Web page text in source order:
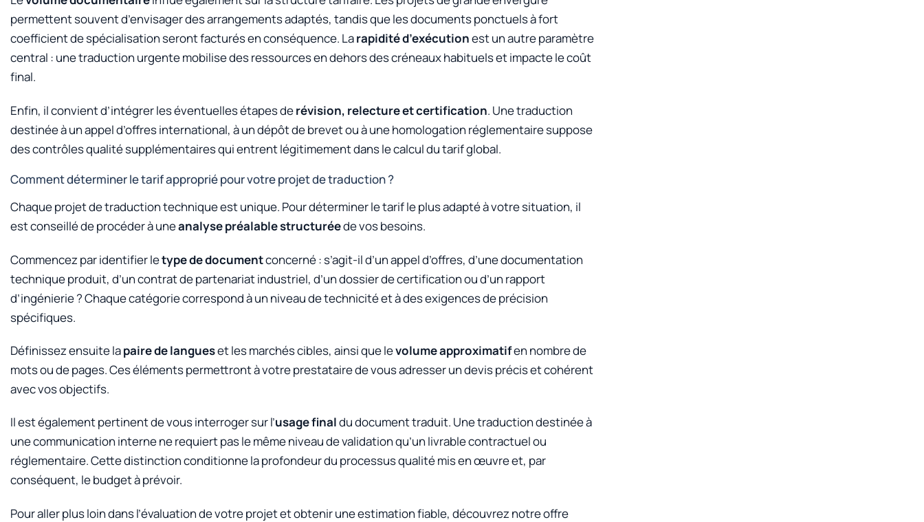
permettent souvent d’envisager des arrangements adaptés, tandis que les documents ponctuels à fort
coefficient de spécialisation seront facturés en conséquence. Larapidité d’exécutionest un autre paramètre
central : une traduction urgente mobilise des ressources en dehors des créneaux habituels et impacte le coût
final.
Enfin, il convient d’intégrer les éventuelles étapes derévision, relecture et certification. Une traduction
destinée à un appel d’offres international, à un dépôt de brevet ou à une homologation réglementaire suppose
des contrôles qualité supplémentaires qui entrent légitimement dans le calcul du tarif global.
Comment déterminer le tarif approprié pour votre projet de traduction ?
Chaque projet de traduction technique est unique. Pour déterminer le tarif le plus adapté à votre situation, il
est conseillé de procéder à uneanalyse préalable structuréede vos besoins.
Commencez par identifier letype de documentconcerné : s’agit-il d’un appel d’offres, d’une documentation
technique produit, d’un contrat de partenariat industriel, d’un dossier de certification ou d’un rapport
d’ingénierie ? Chaque catégorie correspond à un niveau de technicité et à des exigences de précision
spécifiques.
Définissez ensuite lapaire de langueset les marchés cibles, ainsi que levolume approximatifen nombre de
mots ou de pages. Ces éléments permettront à votre prestataire de vous adresser un devis précis et cohérent
avec vos objectifs.
Il est également pertinent de vous interroger sur l’usage finaldu document traduit. Une traduction destinée à
une communication interne ne requiert pas le même niveau de validation qu’un livrable contractuel ou
réglementaire. Cette distinction conditionne la profondeur du processus qualité mis en œuvre et, par
conséquent, le budget à prévoir.
Pour aller plus loin dans l’évaluation de votre projet et obtenir une estimation fiable, découvrez notre offre